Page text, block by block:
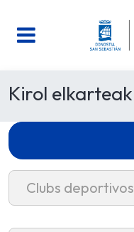
Kirol elkarteak
Clubs deportivos